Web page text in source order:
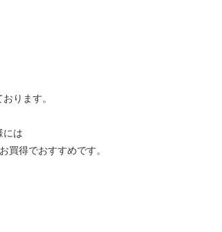
ります。
には
買得でおすすめです。